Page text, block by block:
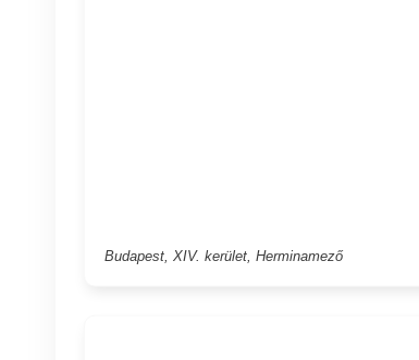
Budapest, XIV. kerület, Herminamező